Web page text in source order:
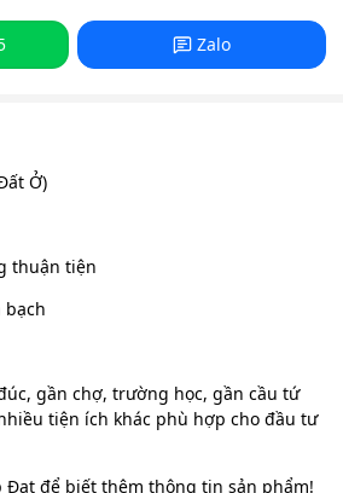
Zalo
Ở)
thuận tiện
bạch
gần chợ, trường học, gần cầu tứ
tiện ích khác phù hợp cho đầu tư
Đạt để biết thêm thông tin sản phẩm!